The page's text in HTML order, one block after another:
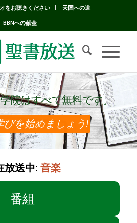
をお聴きください
天国への道
BBNへの献金
院はすべて無料です。
院はすべて無料です。
びを始めましょう!
放送中: 音楽
番組